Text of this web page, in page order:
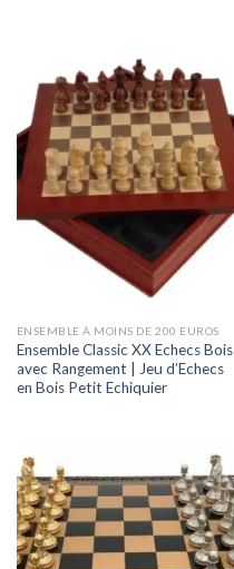
ENSEMBLE À MOINS DE 200 EUROS
Ensemble Classic XX Echecs Bois
avec Rangement | Jeu d’Echecs
en Bois Petit Echiquier